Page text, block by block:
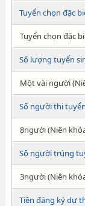
Tuyển chọn đặc
Tuyển chọn đặc
Số lượng tuyển
Một vài người
Số người thi tuyển
8người (Niên
Số người trúng
3người (Niên
Tiền đăng ký dự